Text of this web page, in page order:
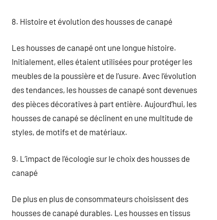
8. Histoire et évolution des housses de canapé
Les housses de canapé ont une longue histoire.
Initialement, elles étaient utilisées pour protéger les
meubles de la poussière et de l’usure. Avec l’évolution
des tendances, les housses de canapé sont devenues
des pièces décoratives à part entière. Aujourd’hui, les
housses de canapé se déclinent en une multitude de
styles, de motifs et de matériaux.
9. L’impact de l’écologie sur le choix des housses de
canapé
De plus en plus de consommateurs choisissent des
housses de canapé durables. Les housses en tissus